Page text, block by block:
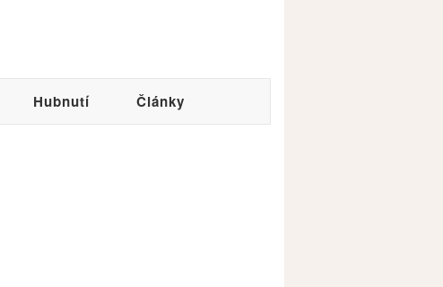
Hubnutí Články